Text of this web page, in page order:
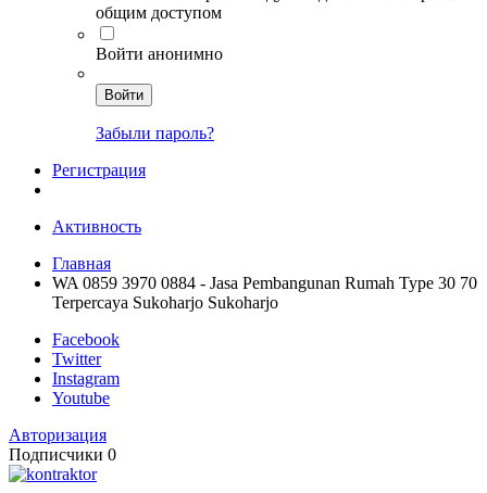
общим доступом
Войти анонимно
Войти
Забыли пароль?
Регистрация
Активность
Главная
WA 0859 3970 0884 - Jasa Pembangunan Rumah Type 30 70
Terpercaya Sukoharjo Sukoharjo
Facebook
Twitter
Instagram
Youtube
Авторизация
Подписчики 0